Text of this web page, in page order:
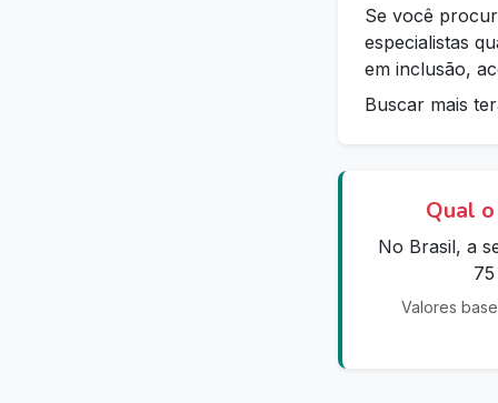
Se você
especialistas
em inclusão,
Buscar mais
Qual
No Brasil, a
Valores